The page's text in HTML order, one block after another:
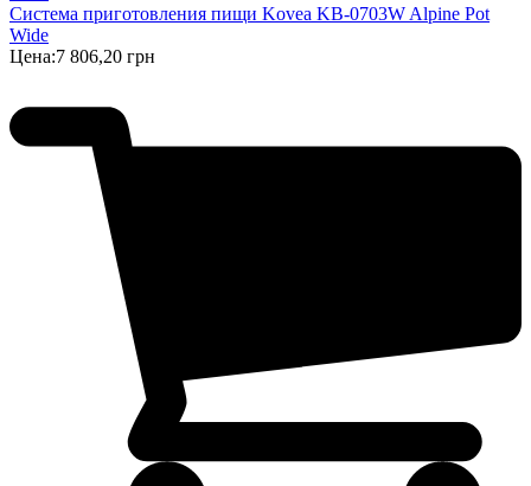
Система приготовления пищи Kovea KB-0703W Alpine Pot
Wide
Цена:7 806,20 грн